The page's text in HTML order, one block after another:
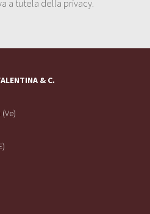
a tutela della privacy.
& C.